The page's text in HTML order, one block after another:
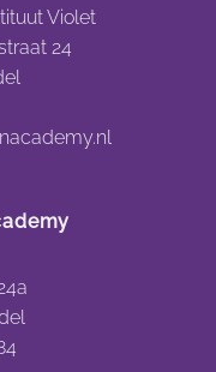
Violet
24